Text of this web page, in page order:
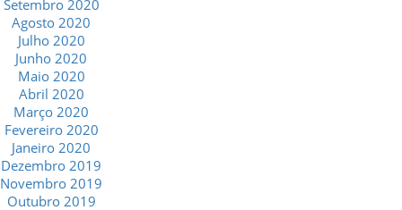
Setembro 2020
Agosto 2020
Julho 2020
Junho 2020
Maio 2020
Abril 2020
Março 2020
Fevereiro 2020
Janeiro 2020
Dezembro 2019
Novembro 2019
Outubro 2019